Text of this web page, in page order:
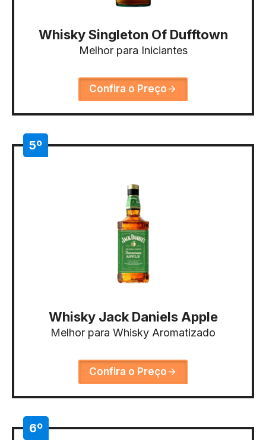
Whisky Singleton Of Dufftown
Melhor para Iniciantes
Confira o Preço
5º
Whisky Jack Daniels Apple
Melhor para Whisky Aromatizado
Confira o Preço
6º